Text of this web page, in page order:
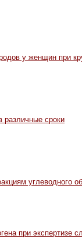
у женщин при
различные сроки
углеводного
при экспертизе